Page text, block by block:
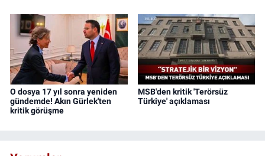
O dosya 17 yıl sonra yeniden
gündemde! Akın Gürlek'ten
kritik görüşme
MSB'den kritik 'Terörsüz
Türkiye' açıklaması